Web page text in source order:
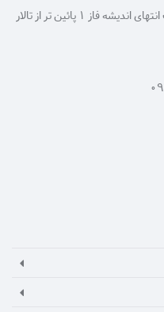
شهریار، میدان صیاد شیرازی به طرف انتهای اندیشه فاز 1 پائین تر از تالار